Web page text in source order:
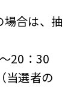
合は、抽
20：30
当選者の